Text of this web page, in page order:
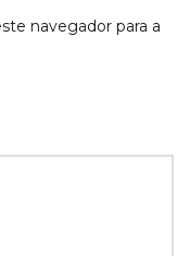
navegador para a